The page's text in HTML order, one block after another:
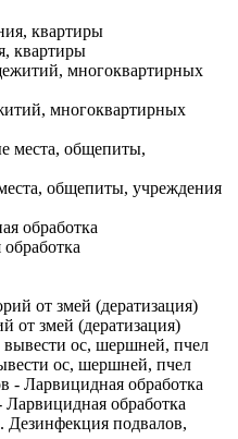
квартиры
многоквартирных
общепиты, учреждения
от змей (дератизация)
ос, шершней, пчел
Ларвицидная обработка